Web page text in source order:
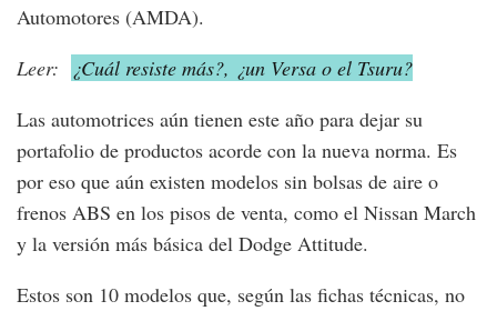
Automotores (AMDA).
Leer:
¿Cuál resiste más?, ¿un Versa o el Tsuru?
Las automotrices aún tienen este año para dejar su
portafolio de productos acorde con la nueva norma. Es
por eso que aún existen modelos sin bolsas de aire o
frenos ABS en los pisos de venta, como el Nissan March
y la versión más básica del Dodge Attitude.
Estos son 10 modelos que, según las fichas técnicas, no